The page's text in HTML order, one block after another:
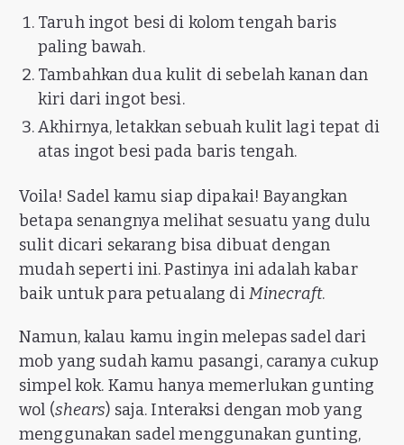
Taruh ingot besi di kolom tengah baris
paling bawah.
Tambahkan dua kulit di sebelah kanan dan
kiri dari ingot besi.
Akhirnya, letakkan sebuah kulit lagi tepat di
atas ingot besi pada baris tengah.
Voila! Sadel kamu siap dipakai! Bayangkan
betapa senangnya melihat sesuatu yang dulu
sulit dicari sekarang bisa dibuat dengan
mudah seperti ini. Pastinya ini adalah kabar
baik untuk para petualang diMinecraft.
Namun, kalau kamu ingin melepas sadel dari
mob yang sudah kamu pasangi, caranya cukup
simpel kok. Kamu hanya memerlukan gunting
wol (shears) saja. Interaksi dengan mob yang
menggunakan sadel menggunakan gunting,